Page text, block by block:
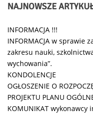
NAJNOWSZE
INFORMACJA !!!
INFORMACJA w sprawie
zakresu nauki,
wychowania”.
KONDOLENCJE
OGŁOSZENIE O
PROJEKTU PLANU
KOMUNIKAT